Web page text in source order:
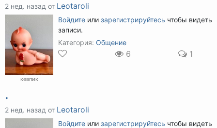
2 нед. назад от Leotaroli
кевпик
Войдите или зарегистрируйтесь чтобы видеть
записи.
Категория: Общение
6 1
.
2 нед. назад от Leotaroli
Войдите или зарегистрируйтесь чтобы видеть